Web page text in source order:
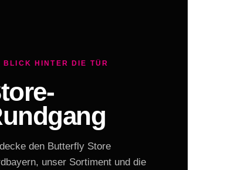
BLICK HINTER DIE TÜR
den Butterfly Store
unser Sortiment und die